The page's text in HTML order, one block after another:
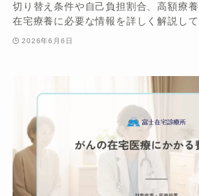
切り替え条件や自己負担割合、高額療
在宅療養に必要な情報を詳しく解説して
2026年6月6日